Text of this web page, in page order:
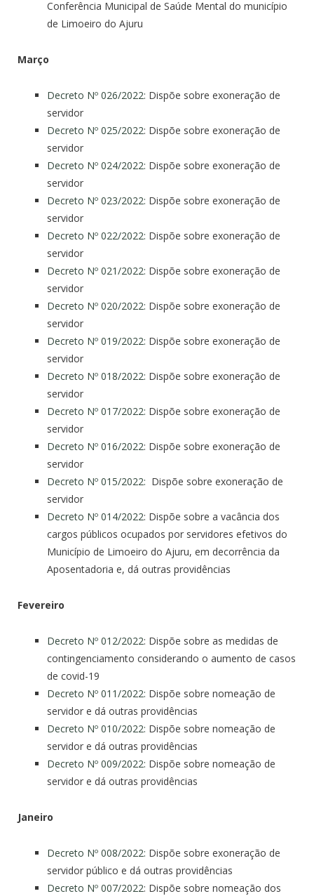
Conferência Municipal de Saúde Mental do município
de Limoeiro do Ajuru
Março
Decreto Nº 026/2022: Dispõe sobre exoneração de
servidor
Decreto Nº 025/2022: Dispõe sobre exoneração de
servidor
Decreto Nº 024/2022: Dispõe sobre exoneração de
servidor
Decreto Nº 023/2022: Dispõe sobre exoneração de
servidor
Decreto Nº 022/2022: Dispõe sobre exoneração de
servidor
Decreto Nº 021/2022: Dispõe sobre exoneração de
servidor
Decreto Nº 020/2022: Dispõe sobre exoneração de
servidor
Decreto Nº 019/2022: Dispõe sobre exoneração de
servidor
Decreto Nº 018/2022: Dispõe sobre exoneração de
servidor
Decreto Nº 017/2022: Dispõe sobre exoneração de
servidor
Decreto Nº 016/2022: Dispõe sobre exoneração de
servidor
Decreto Nº 015/2022: Dispõe sobre exoneração de
servidor
Decreto Nº 014/2022: Dispõe sobre a vacância dos
cargos públicos ocupados por servidores efetivos do
Município de Limoeiro do Ajuru, em decorrência da
Aposentadoria e, dá outras providências
Fevereiro
Decreto Nº 012/2022: Dispõe sobre as medidas de
contingenciamento considerando o aumento de casos
de covid-19
Decreto Nº 011/2022: Dispõe sobre nomeação de
servidor e dá outras providências
Decreto Nº 010/2022: Dispõe sobre nomeação de
servidor e dá outras providências
Decreto Nº 009/2022: Dispõe sobre nomeação de
servidor e dá outras providências
Janeiro
Decreto Nº 008/2022: Dispõe sobre exoneração de
servidor público e dá outras providências
Decreto Nº 007/2022: Dispõe sobre nomeação dos